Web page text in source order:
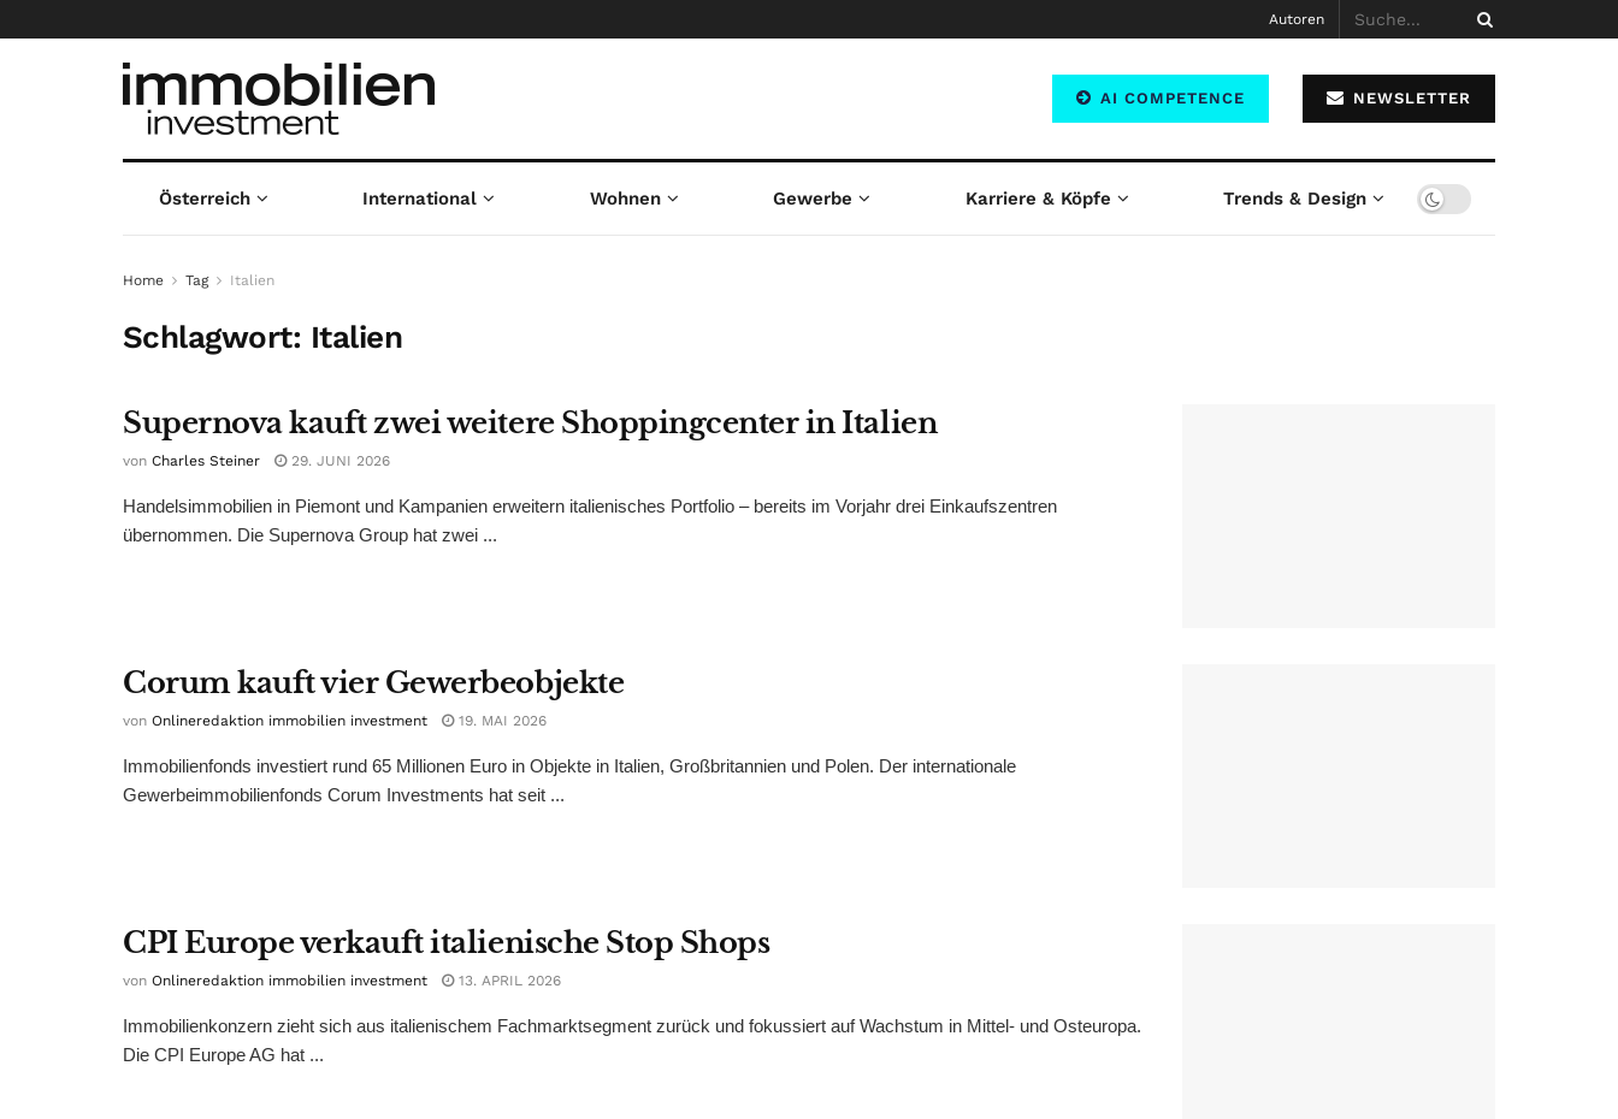
Autoren
AI COMPETENCE NEWSLETTER
Österreich International Wohnen Gewerbe Karriere & Köpfe Trends & Design
Home Tag Italien
Schlagwort: Italien
Supernova kauft zwei weitere Shoppingcenter in Italien
von Charles Steiner 29. JUNI 2026
Handelsimmobilien in Piemont und Kampanien erweitern italienisches Portfolio – bereits im Vorjahr drei Einkaufszentren
übernommen. Die Supernova Group hat zwei ...
Corum kauft vier Gewerbeobjekte
von Onlineredaktion immobilien investment 19. MAI 2026
Immobilienfonds investiert rund 65 Millionen Euro in Objekte in Italien, Großbritannien und Polen. Der internationale
Gewerbeimmobilienfonds Corum Investments hat seit ...
CPI Europe verkauft italienische Stop Shops
von Onlineredaktion immobilien investment 13. APRIL 2026
Immobilienkonzern zieht sich aus italienischem Fachmarktsegment zurück und fokussiert auf Wachstum in Mittel- und Osteuropa.
Die CPI Europe AG hat ...